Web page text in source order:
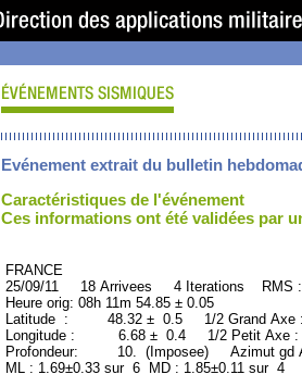
Evénement extrait du bulletin
Caractéristiques de l'événement
Ces informations ont été validées par
FRANCE ORID :
25/09/11 18 Arrivees 4 Iterations RMS
Heure orig: 08h 11m 54.85 ± 0.05
Latitude : 48.32 ± 0.5 1/2 Grand
Longitude : 6.68 ± 0.4 1/2 Petit Axe
Profondeur: 10. (Imposee) Azimut gd
ML : 1.69±0.33 sur 6 MD : 1.85±0.11 sur 4